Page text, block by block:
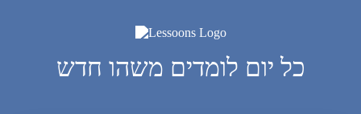
כל יום לומדים משהו חדש